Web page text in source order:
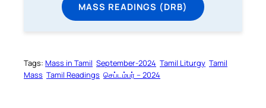
MASS READINGS (DRB)
Tags: Mass in Tamil September-2024 Tamil Liturgy Tamil
Mass Tamil Readings செப்டம்பர் – 2024